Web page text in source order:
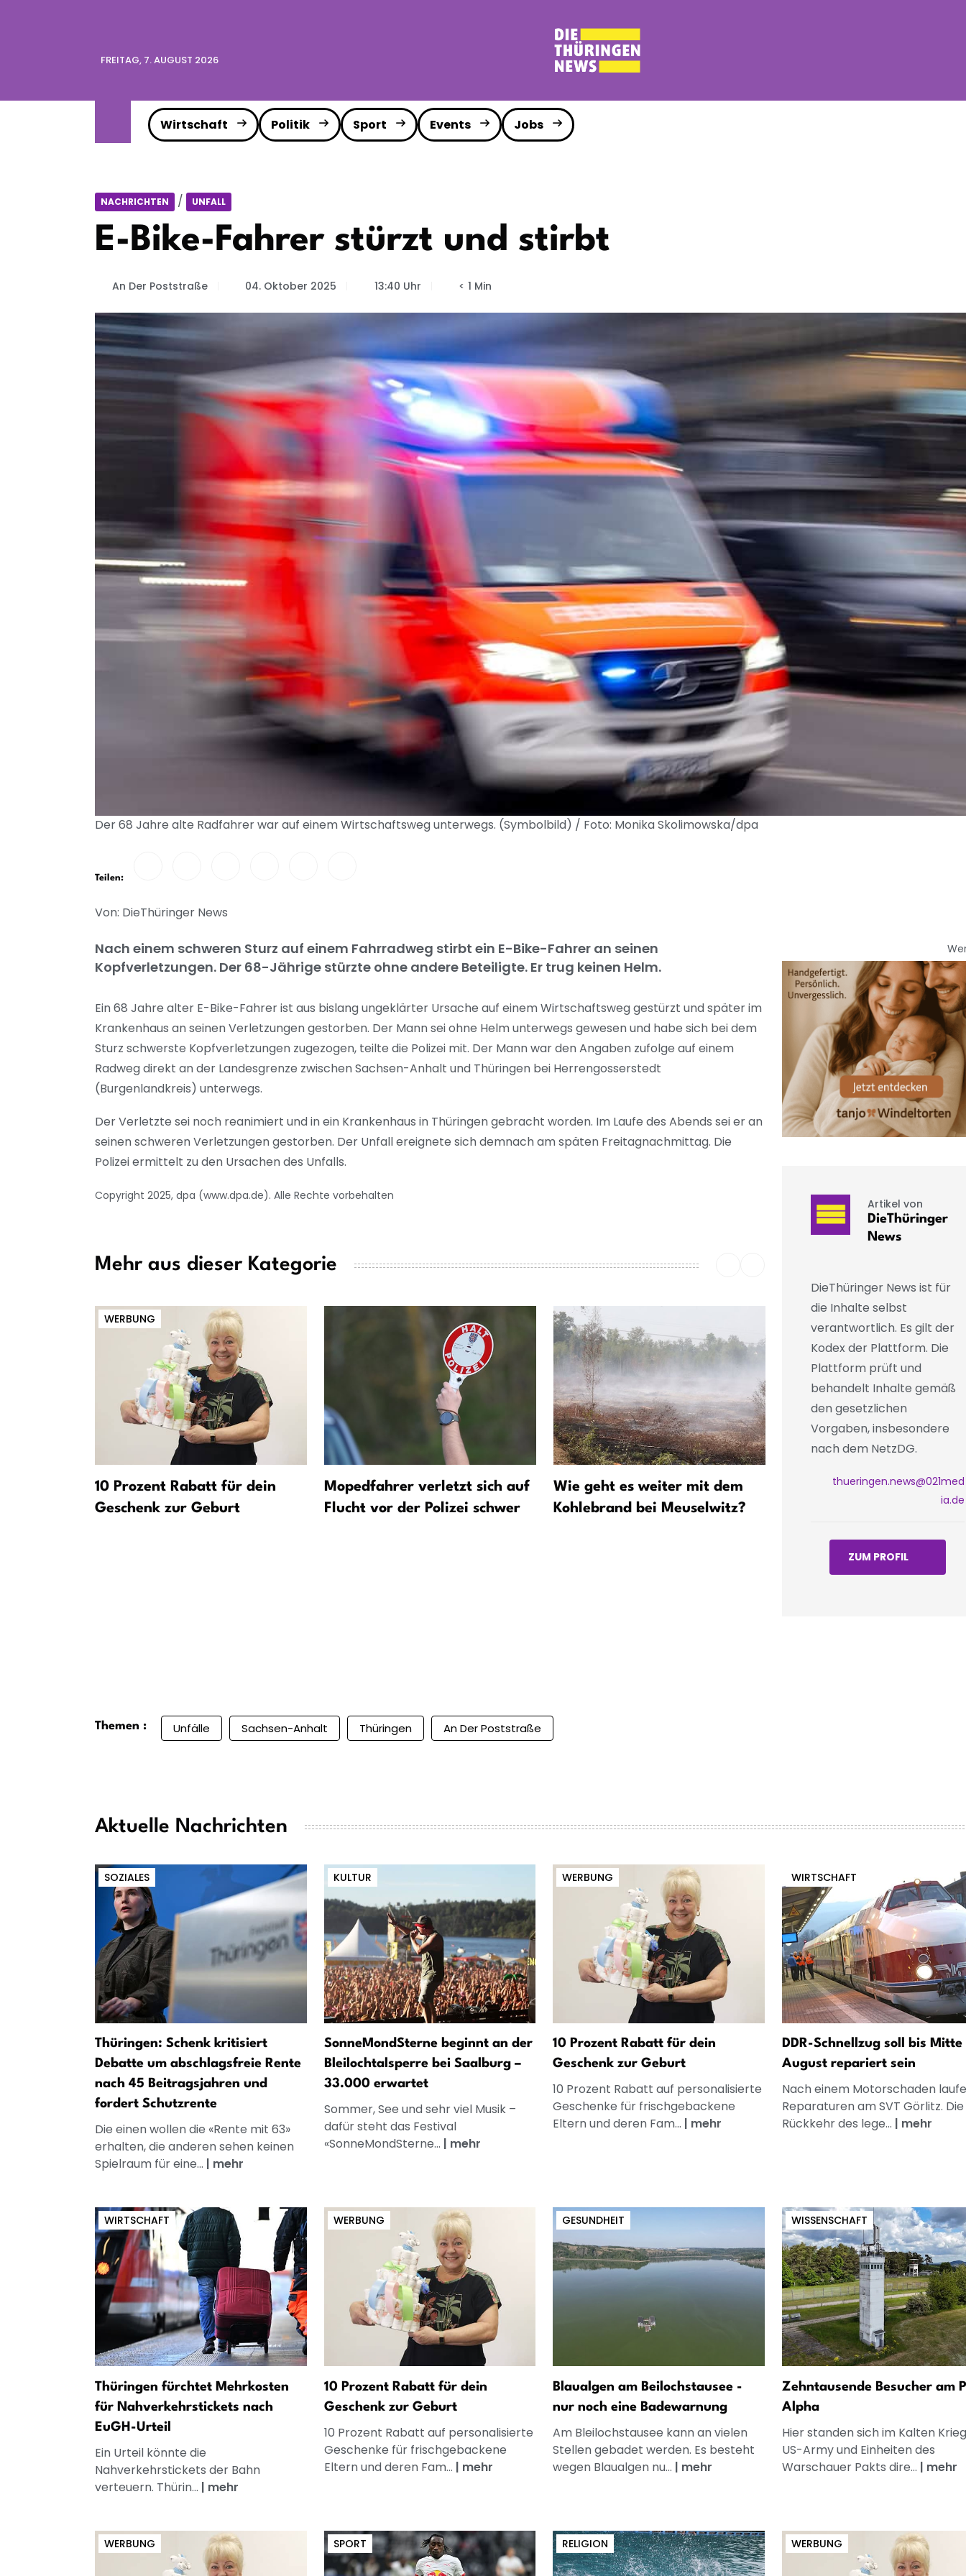
FREITAG, 7. AUGUST 2026
Wirtschaft Politik Sport Events Jobs
NACHRICHTEN / UNFALL
E-Bike-Fahrer stürzt und stirbt
An Der Poststraße 04. Oktober 2025 13:40 Uhr < 1 Min
Der 68 Jahre alte Radfahrer war auf einem Wirtschaftsweg unterwegs. (Symbolbild) / Foto: Monika Skolimowska/dpa
Teilen:
Von: DieThüringer News
Nach einem schweren Sturz auf einem Fahrradweg stirbt ein E-Bike-Fahrer an seinen
Kopfverletzungen. Der 68-Jährige stürzte ohne andere Beteiligte. Er trug keinen Helm.
Ein 68 Jahre alter E-Bike-Fahrer ist aus bislang ungeklärter Ursache auf einem Wirtschaftsweg gestürzt und später im
Krankenhaus an seinen Verletzungen gestorben. Der Mann sei ohne Helm unterwegs gewesen und habe sich bei dem
Sturz schwerste Kopfverletzungen zugezogen, teilte die Polizei mit. Der Mann war den Angaben zufolge auf einem
Radweg direkt an der Landesgrenze zwischen Sachsen-Anhalt und Thüringen bei Herrengosserstedt
(Burgenlandkreis) unterwegs.
Der Verletzte sei noch reanimiert und in ein Krankenhaus in Thüringen gebracht worden. Im Laufe des Abends sei er an
seinen schweren Verletzungen gestorben. Der Unfall ereignete sich demnach am späten Freitagnachmittag. Die
Polizei ermittelt zu den Ursachen des Unfalls.
Copyright 2025, dpa (www.dpa.de). Alle Rechte vorbehalten
Mehr aus dieser Kategorie
WERBUNG
10 Prozent Rabatt für dein
Geschenk zur Geburt
Mopedfahrer verletzt sich auf
Flucht vor der Polizei schwer
Wie geht es weiter mit dem
Kohlebrand bei Meuselwitz?
Notarztwagen auf A4
verunfallt -
Artikel von
DieThüringer
News
DieThüringer News ist für
die Inhalte selbst
verantwortlich. Es gilt der
Kodex der Plattform. Die
Plattform prüft und
behandelt Inhalte gemäß
den gesetzlichen
Vorgaben, insbesondere
nach dem NetzDG.
thueringen.news@021med
ia.de
ZUM PROFIL
Themen : Unfälle Sachsen-Anhalt Thüringen An Der Poststraße
Aktuelle Nachrichten
SOZIALES
Thüringen: Schenk kritisiert
Debatte um abschlagsfreie Rente
nach 45 Beitragsjahren und
fordert Schutzrente
Die einen wollen die «Rente mit 63»
erhalten, die anderen sehen keinen
Spielraum für eine... | mehr
KULTUR
SonneMondSterne beginnt an der
Bleilochtalsperre bei Saalburg –
33.000 erwartet
Sommer, See und sehr viel Musik –
dafür steht das Festival
«SonneMondSterne... | mehr
WERBUNG
10 Prozent Rabatt für dein
Geschenk zur Geburt
10 Prozent Rabatt auf personalisierte
Geschenke für frischgebackene
Eltern und deren Fam... | mehr
WIRTSCHAFT
DDR-Schnellzug soll bis Mitte
August repariert sein
Nach einem Motorschaden
Reparaturen am SVT Görlitz. Die
Rückkehr des lege... | mehr
WIRTSCHAFT
Thüringen fürchtet Mehrkosten
für Nahverkehrstickets nach
EuGH-Urteil
Ein Urteil könnte die
Nahverkehrstickets der Bahn
verteuern. Thürin... | mehr
WERBUNG
10 Prozent Rabatt für dein
Geschenk zur Geburt
10 Prozent Rabatt auf personalisierte
Geschenke für frischgebackene
Eltern und deren Fam... | mehr
GESUNDHEIT
Blaualgen am Beilochstausee -
nur noch eine Badewarnung
Am Bleilochstausee kann an vielen
Stellen gebadet werden. Es besteht
wegen Blaualgen nu... | mehr
WISSENSCHAFT
Zehntausende Besucher am
Alpha
Hier standen sich im Kalten
US-Army und Einheiten des
Warschauer Pakts dire... | mehr
WERBUNG SPORT RELIGION WERBUNG